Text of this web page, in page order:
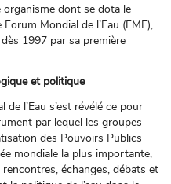
organisme dont se dota le
Mondial de l’Eau (FME),
1997 par sa première
et politique
l’Eau s’est révélé ce pour
par lequel les groupes
des Pouvoirs Publics
mondiale la plus importante,
rencontres, échanges, débats et